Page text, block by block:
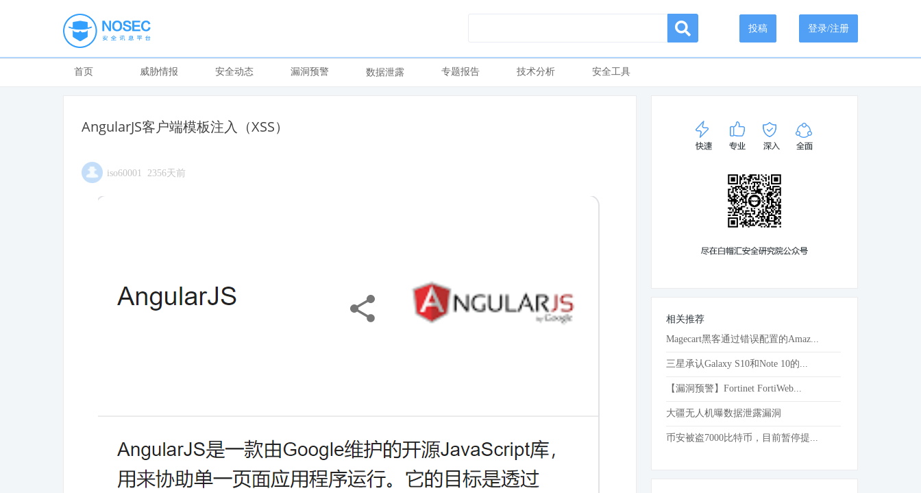
登录/注册
投稿
首页 威胁情报 安全动态 漏洞预警 数据泄露 专题报告 技术分析 安全工具
AngularJS客户端模板注入（XSS）
iso60001 2356天前
相关推荐
Magecart黑客通过错误配置的Amaz...
三星承认Galaxy S10和Note 10的...
【漏洞预警】Fortinet FortiWeb...
大疆无人机曝数据泄露漏洞
币安被盗7000比特币，目前暂停提...